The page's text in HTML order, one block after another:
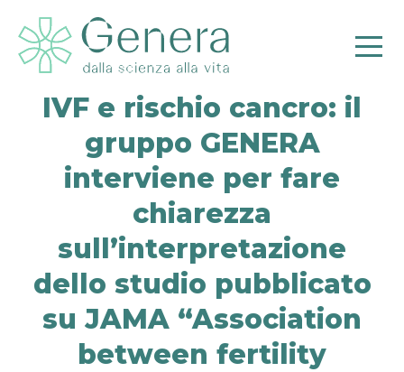
IVF e rischio cancro: il
gruppo GENERA
interviene per fare
chiarezza
sull’interpretazione
dello studio pubblicato
su JAMA “Association
between fertility